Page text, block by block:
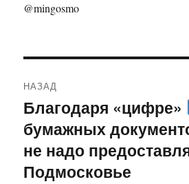
@mingosmo
по
записям
НАЗАД
Предыдущая
запись:
Благодаря «цифре»
бумажных
не надо
Подмосковье